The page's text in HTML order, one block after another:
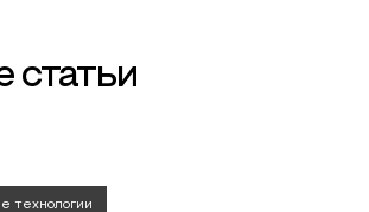
статьи
технологии